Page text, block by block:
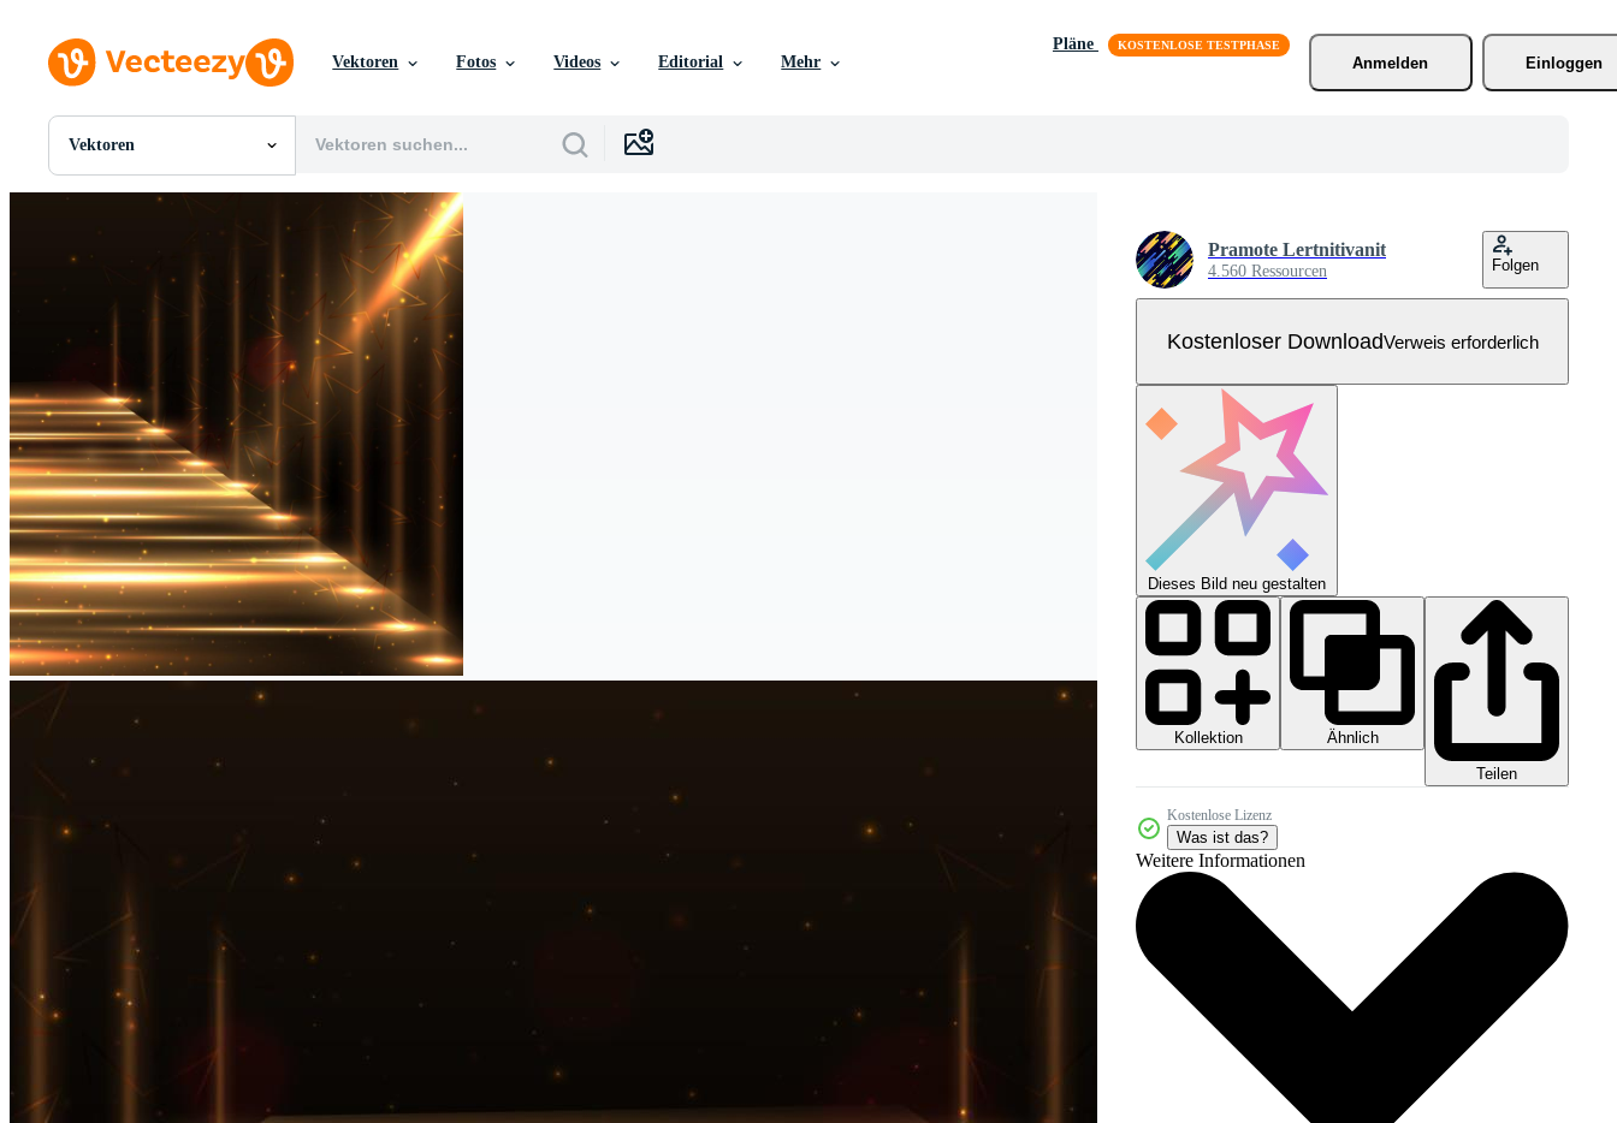
Vektoren Fotos Videos Editorial Mehr
Pläne
Anmelden
Einloggen
Vektoren
Alle Bilder
Vektoren
Videos
Redaktionelle Bilder
Redaktionelle Ereignisse
Pramote Lertnitivanit
4.560 Ressourcen Folgen
Kostenloser DownloadVerweis erforderlich
Dieses Bild neu gestalten
Kollektion
Ähnlich
Teilen
Kostenlose Lizenz
Was ist das?
Weitere Informationen